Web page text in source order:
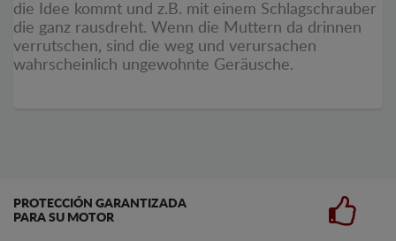
die Idee kommt und z.B. mit einem Schlagschrauber
die ganz rausdreht. Wenn die Muttern da drinnen
verrutschen, sind die weg und verursachen
wahrscheinlich ungewohnte Geräusche.
PROTECCIÓN GARANTIZADA
PARA SU MOTOR